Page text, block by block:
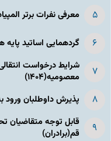
معرفی نفرات برتر
گردهمایی اساتید
شرایط درخواست
معصومیه(۱۴۰۴)
پذیرش داوطلبان ورود به
قابل توجه متقاضیان
قم(برادران)